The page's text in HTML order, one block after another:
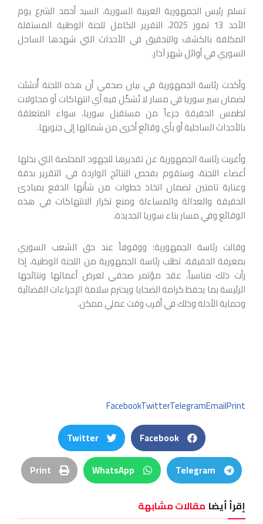
تسلم رئيس الجمهورية العربية السورية، السيد أحمد الشرع يوم
الأحد 13 تموز 2025، التقرير الكامل
للجنة الوطنية المستقلة
المكلفة بالكشف والتحقيق في الأحداث التي شهدها الساحل
السوري في أوائل شهر آذار.
وأكدت رئاسة الجمهورية في بيان صحفي أن هذه اللجنة أُنشئت
لضمان سير سوريا في مسار لا تُشكّل فيه أي انتهاكات أو محاولات
لطمس الحقيقة جزءاً من مستقبل سوريا، سواء المتعلقة
بالأحداث الساحلية أو بأي وقائع أخرى من شمالها إلى جنوبها.
وأعربت رئاسة الجمهورية عن تقديرها للجهود المخلصة التي بذلها
أعضاء اللجنة، وستقوم بفحص النتائج الواردة في التقرير بدقة
وعناية تامتين لضمان اتخاذ خطوات من شأنها الدفع بمبادئ
الحقيقة والعدالة والمساءلة ومنع تكرار الانتهاكات في هذه
الوقائع وفي مسار بناء سوريا الجديدة.
وقالت رئاسة الجمهورية: ووقوفاً عند حق الشعب السوري
بمعرفة الحقيقة، تطلب رئاسة الجمهورية من اللجنة الوطنية، إذا
رأت ذلك مناسباً، عقد مؤتمر صحفي لعرض أعمالها ونتائجها
الرئيسة بما يحفظ كرامة الضحايا ويحترم سلامة الإجراءات القضائية
وحماية الأدلة وذلك في أقرب وقت عملي ممكن.
FacebookTwitterTelegramEmailPrint
Facebook
Twitter
Telegram
WhatsApp
Print
إقرأ أيضا مقالات مشابهة